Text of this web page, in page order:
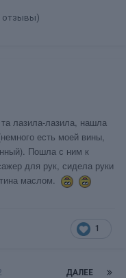
отзывы)
лазила-лазила, нашла
есть моей вины,
Пошла с ним к
для рук, сидела руки
маслом.
1
ДАЛЕЕ